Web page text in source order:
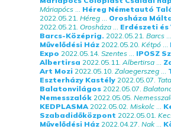
Máriapócs ... Héreg Németautó
2022.05.21. Héreg ... Orosháza
2022.05.21. Orosháza ... Erdészeti és
Barcs-Középrig. 2022.05.21. Barcs ...
Művelődési Ház 2022.05.20. Kétpó ...
Expo 2022.05.14. Szentes ... IPOSZ
Albertirsa 2022.05.11. Albertirsa ...
Art Mozi 2022.05.10. Zalaegerszeg ...
Eszterházy Kastély 2022.05.07. Tata
Balatonvilágos 2022.05.07.
Nemesszalók 2022.05.05.
KEDPLASMA 2022.05.02. Miskolc ...
Szabadidőközpont 2022.05.01.
Művelődési Ház 2022.04.27. Nak ...